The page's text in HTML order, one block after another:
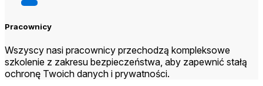
Pracownicy
Wszyscy nasi pracownicy przechodzą kompleksowe
szkolenie z zakresu bezpieczeństwa, aby zapewnić stałą
ochronę Twoich danych i prywatności.